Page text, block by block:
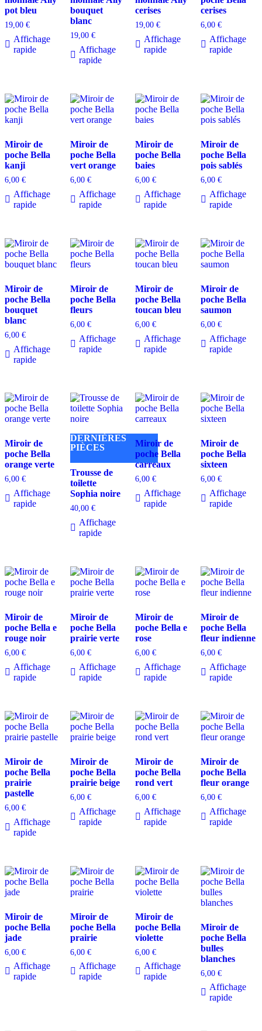
pot bleu
19,00 €
Affichage
rapide
bouquet
blanc
19,00 €
Affichage
rapide
cerises
19,00€
Affichage
rapide
cerises
6,00 €
Affichage
rapide
Miroir de
poche Bella
kanji
6,00 €
Affichage
rapide
Miroir de
poche Bella
vert orange
6,00 €
Affichage
rapide
Miroir de
poche Bella
baies
6,00€
Affichage
rapide
Miroir de
poche Bella
pois sablés
6,00 €
Affichage
rapide
Miroir de
poche Bella
bouquet
blanc
6,00 €
Affichage
rapide
Miroir de
poche Bella
fleurs
6,00 €
Affichage
rapide
Miroir de
poche Bella
toucan bleu
6,00€
Affichage
rapide
Miroir de
poche Bella
saumon
6,00 €
Affichage
rapide
Miroir de
poche Bella
orange verte
6,00 €
Affichage
rapide
DERNIÈRES
PIÈCES
Trousse de
toilette
Sophia noire
40,00 €
Affichage
rapide
Miroir de
poche Bella
carreaux
6,00€
Affichage
rapide
Miroir de
poche Bella
sixteen
6,00 €
Affichage
rapide
Miroir de
poche Bella e
rouge noir
6,00 €
Affichage
rapide
Miroir de
poche Bella
prairie verte
6,00 €
Affichage
rapide
Miroir de
poche Bella e
rose
6,00€
Affichage
rapide
Miroir de
poche Bella
fleur indienne
6,00 €
Affichage
rapide
Miroir de
poche Bella
prairie
pastelle
6,00 €
Affichage
rapide
Miroir de
poche Bella
prairie beige
6,00 €
Affichage
rapide
Miroir de
poche Bella
rond vert
6,00€
Affichage
rapide
Miroir de
poche Bella
fleur orange
6,00 €
Affichage
rapide
Miroir de
poche Bella
jade
6,00 €
Affichage
rapide
Miroir de
poche Bella
prairie
6,00 €
Affichage
rapide
Miroir de
poche Bella
violette
6,00€
Affichage
rapide
Miroir de
poche Bella
bulles
blanches
6,00 €
Affichage
rapide